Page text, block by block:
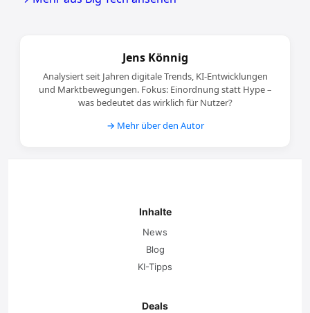
Jens Könnig
Analysiert seit Jahren digitale Trends, KI-Entwicklungen
und Marktbewegungen. Fokus: Einordnung statt Hype –
was bedeutet das wirklich für Nutzer?
→ Mehr über den Autor
Inhalte
News
Blog
KI-Tipps
Deals